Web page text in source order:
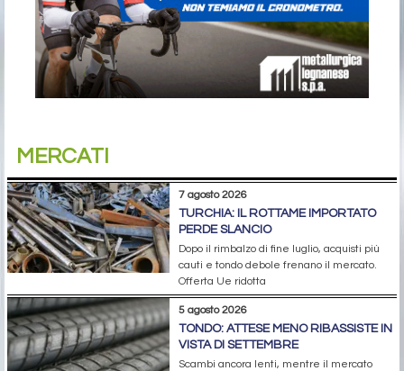
MERCATI
7 agosto 2026
TURCHIA: IL ROTTAME IMPORTATO
PERDE SLANCIO
Dopo il rimbalzo di fine luglio, acquisti più
cauti e tondo debole frenano il mercato.
Offerta Ue ridotta
5 agosto 2026
TONDO: ATTESE MENO RIBASSISTE IN
VISTA DI SETTEMBRE
Scambi ancora lenti, mentre il mercato